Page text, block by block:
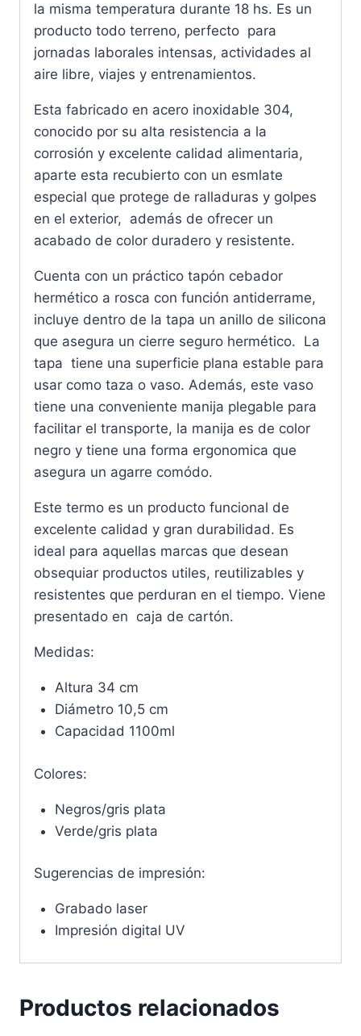
la misma temperatura durante 18 hs. Es un
producto todo terreno, perfecto para
jornadas laborales intensas, actividades al
aire libre, viajes y entrenamientos.
Esta fabricado en acero inoxidable 304,
conocido por su alta resistencia a la
corrosión y excelente calidad alimentaria,
aparte esta recubierto con un esmlate
especial que protege de ralladuras y golpes
en el exterior, además de ofrecer un
acabado de color duradero y resistente.
Cuenta con un práctico tapón cebador
hermético a rosca con función antiderrame,
incluye dentro de la tapa un anillo de silicona
que asegura un cierre seguro hermético. La
tapa tiene una superficie plana estable para
usar como taza o vaso. Además, este vaso
tiene una conveniente manija plegable para
facilitar el transporte, la manija es de color
negro y tiene una forma ergonomica que
asegura un agarre comódo.
Este termo es un producto funcional de
excelente calidad y gran durabilidad. Es
ideal para aquellas marcas que desean
obsequiar productos utiles, reutilizables y
resistentes que perduran en el tiempo. Viene
presentado en caja de cartón.
Medidas:
Altura 34 cm
Diámetro 10,5 cm
Capacidad 1100ml
Colores:
Negros/gris plata
Verde/gris plata
Sugerencias de impresión:
Grabado laser
Impresión digital UV
Productos relacionados